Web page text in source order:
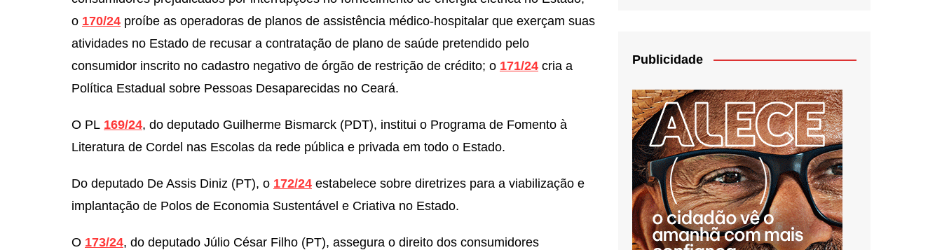
o 170/24 proíbe as operadoras de planos de assistência médico-hospitalar que exerçam suas
atividades no Estado de recusar a contratação de plano de saúde pretendido pelo
consumidor inscrito no cadastro negativo de órgão de restrição de crédito; o 171/24 cria a
Política Estadual sobre Pessoas Desaparecidas no Ceará.
O PL 169/24, do deputado Guilherme Bismarck (PDT), institui o Programa de Fomento à
Literatura de Cordel nas Escolas da rede pública e privada em todo o Estado.
Do deputado De Assis Diniz (PT), o 172/24 estabelece sobre diretrizes para a viabilização e
implantação de Polos de Economia Sustentável e Criativa no Estado.
O 173/24, do deputado Júlio César Filho (PT), assegura o direito dos consumidores
Publicidade